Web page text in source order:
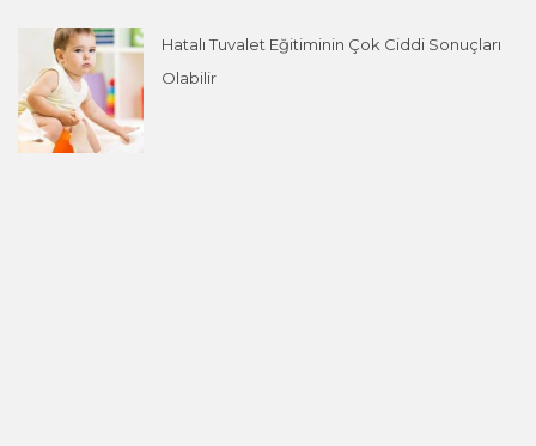
Hatalı Tuvalet Eğitiminin Çok Ciddi Sonuçları
Olabilir